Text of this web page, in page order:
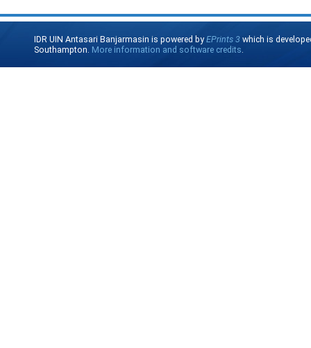
IDR UIN Antasari Banjarmasin is powered byEPrints 3 which is
Southampton. More information and software credits